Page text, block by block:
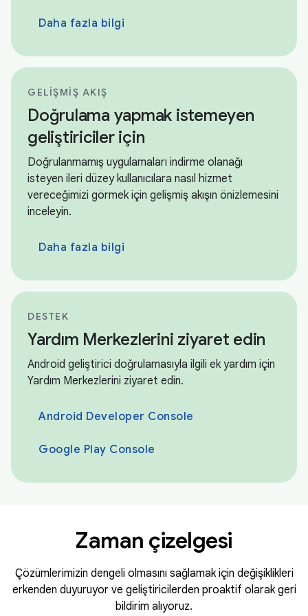
Daha fazla bilgi
GELIŞMIŞ AKIŞ
Doğrulama yapmak istemeyen
geliştiriciler için
Doğrulanmamış uygulamaları indirme olanağı
isteyen ileri düzey kullanıcılara nasıl hizmet
vereceğimizi görmek için gelişmiş akışın önizlemesini
inceleyin.
Daha fazla bilgi
DESTEK
Yardım Merkezlerini ziyaret edin
Android geliştirici doğrulamasıyla ilgili ek yardım için
Yardım Merkezlerini ziyaret edin.
Android Developer Console
Google Play Console
Zaman çizelgesi
Çözümlerimizin dengeli olmasını sağlamak için değişiklikleri
erkenden duyuruyor ve geliştiricilerden proaktif olarak geri
bildirim alıyoruz.